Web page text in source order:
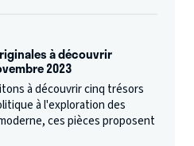
à découvrir
2023
à découvrir cinq trésors
à l'exploration des
ces pièces proposent